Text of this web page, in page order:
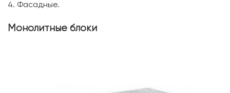
4. Фасадные.
Монолитные блоки